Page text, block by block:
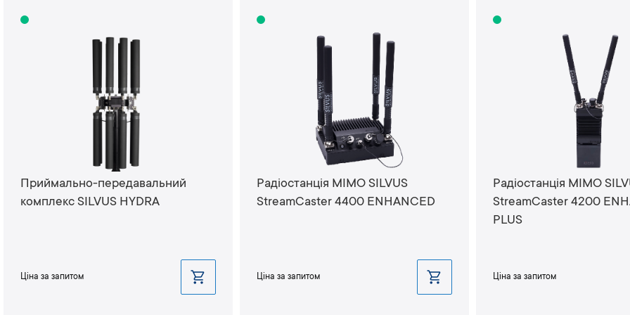
Приймально-передавальний
комплекс SILVUS HYDRA
Ціна за запитом
Радіостанція MIMO SILVUS
StreamCaster 4400 ENHANCED
Ціна за запитом
Радіостанція MIMO
StreamCaster 4200
PLUS
Ціна за запитом